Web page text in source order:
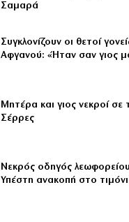
Σαμαρά
Συγκλονίζουν οι θετοί
Αφγανού: «Ήταν σαν γιος
Μητέρα και γιος νεκροί σε
Σέρρες
Νεκρός οδηγός
Υπέστη ανακοπή στο τιμόνι